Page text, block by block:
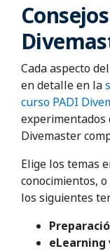
Cada aspecto
en detalle en la
curso PADI
experimentados
Divemaster
Elige los temas
conocimientos,
los siguientes
eLearning